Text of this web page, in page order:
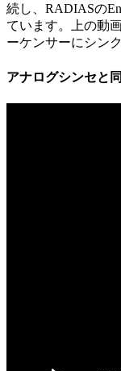
続し、RADIASの
ています。上の動
ーケンサーにシン
アナログシンセと